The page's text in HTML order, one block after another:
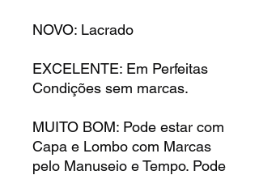
NOVO: Lacrado
EXCELENTE: Em Perfeitas
Condições sem marcas.
MUITO BOM: Pode estar com
Capa e Lombo com Marcas
pelo Manuseio e Tempo. Pode